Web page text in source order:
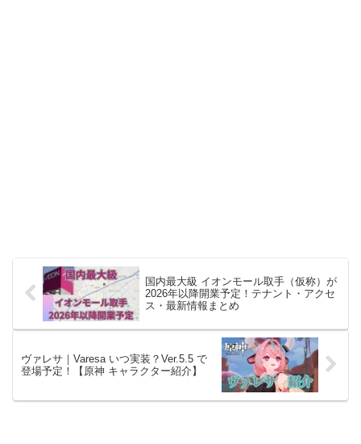
国内最大級 イオンモール取手（仮称）が
2026年以降開業予定！テナント・アクセ
ス・最新情報まとめ
ヴァレサ｜Varesa いつ実装？Ver.5.5 で
登場予定！【原神 キャラクター紹介】